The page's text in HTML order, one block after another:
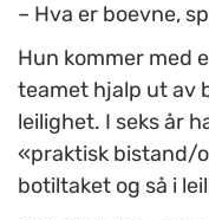
– Hva er boevne,
Hun kommer med
teamet hjalp ut av
leilighet. I seks år
«praktisk bistand/
botiltaket og så i